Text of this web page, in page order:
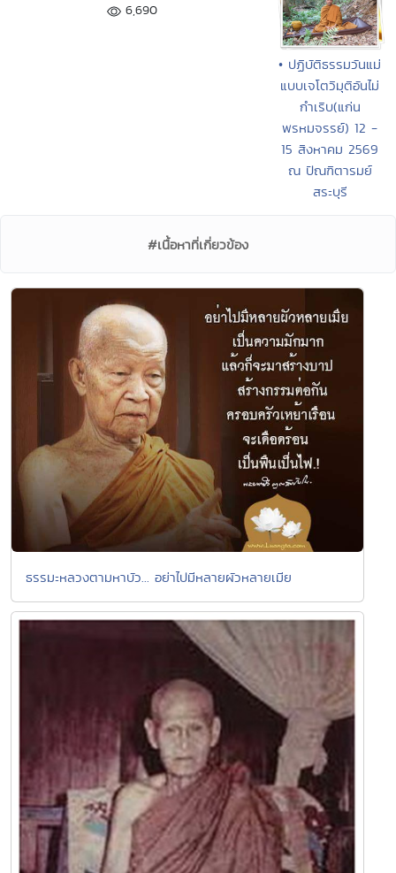
6,690
• ปฏิบัติธรรมวันแม่
แบบเจโตวิมุติอันไม่
กำเริบ(แก่น
พรหมจรรย์) 12 -
15 สิงหาคม 2569
ณ ปัณฑิตารมย์
สระบุรี
#เนื้อหาที่เกี่ยวข้อง
ธรรมะหลวงตามหาบัว... อย่าไปมีหลายผัวหลายเมีย